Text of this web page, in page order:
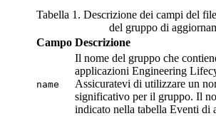
Tabella 1. Descrizione dei campi del
del gruppo di
Campo Descrizione
name
Il nome del gruppo che
applicazioni Engineering
Assicuratevi di utilizzare un
significativo per il gruppo. Il
indicato nella tabella Eventi di